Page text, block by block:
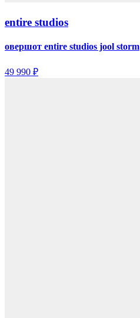
entire studios
овершот entire studios jool storm
49 990 ₽